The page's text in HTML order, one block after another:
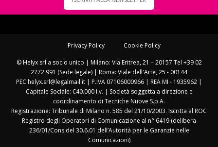
Privacy Policy Cookie Policy
© Helyx srl a socio unico | Milano: Via Eritrea, 21 – 20157 Tel +39 02
2772 991 (Sede legale) | Roma: Viale dell'Arte, 25 - 00144
PEC helyx.srl@legalmail.it | P.IVA 07106000966 | REA MI - 1935962 |
Capitale Sociale: €40.000 i.v. | Società soggetta a direzione e
coordinamento di Tecniche Nuove S.p.A.
Registrazione: Tribunale di Milano n. 585 del 21/10/2003. Iscritta al ROC
Registro degli Operatori di Comunicazione al n° 6419 (delibera
236/01/Cons del 30.6.01 dell’Autorità per le Garanzie nelle
Comunicazioni)